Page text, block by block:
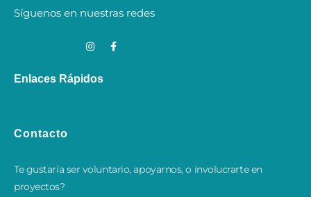
Síguenos en nuestras redes
Enlaces Rápidos
Contacto
Te gustaría ser voluntario, apoyarnos, o involucrarte en
proyectos?